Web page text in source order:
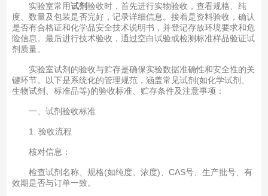
实验室常用试剂验收时，首先进行实物验收，查看规格、纯
度、数量及包装是否完好，记录详细信息。接着是资料验收，确认
是否有合格证和化学品安全技术说明书，并登记存放环境要求和危
险信息。最后进行技术验收，通过空白试验或检测标准样品验证试
剂质量。
实验室试剂的验收与贮存是确保实验数据准确性和安全性的关
键环节。以下是系统化的管理规范，涵盖常见试剂(如化学试剂、
生物试剂、标准品等)的验收标准、贮存条件及注意事项：
一、试剂验收标准
1. 验收流程
核对信息：
检查试剂名称、规格(如纯度、浓度)、CAS号、生产批号、有
效期是否与订单一致。